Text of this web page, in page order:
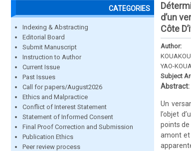
CATEGORIES
Indexing & Abstracting
Editorial Board
Submit Manuscript
Instruction to Author
Current Issue
Past Issues
Call for papers/August2026
Ethics and Malpractice
Conflict of Interest Statement
Statement of Informed Consent
Final Proof Correction and Submission
Publication Ethics
Peer review process
d’un
Côte
Author:
YAO-
Subject
Abstract:
Un
l’objet
points de
amont et